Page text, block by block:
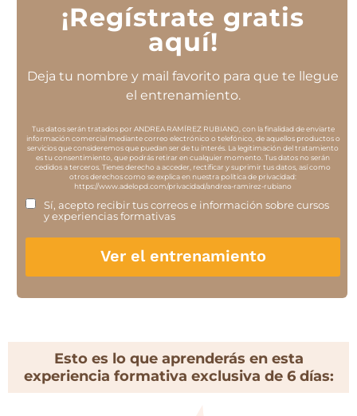
¡Regístrate gratis
aquí!
Deja tu nombre y mail favorito para que te llegue
el entrenamiento.
Tus datos serán tratados por ANDREA RAMÍREZ RUBIANO, con la finalidad de enviarte
información comercial mediante correo electrónico o telefónico, de aquellos productos o
servicios que consideremos que puedan ser de tu interés. La legitimación del tratamiento
es tu consentimiento, que podrás retirar en cualquier momento. Tus datos no serán
cedidos a terceros. Tienes derecho a acceder, rectificar y suprimir tus datos, así como
otros derechos como se explica en nuestra política de privacidad:
https://www.adelopd.com/privacidad/andrea-ramirez-rubiano
Sí, acepto recibir tus correos e información sobre cursos
y experiencias formativas
Ver el entrenamiento
Esto es lo que aprenderás en esta
experiencia formativa exclusiva de 6 días: